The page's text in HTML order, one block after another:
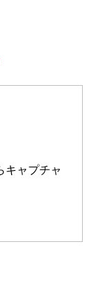
キャプチャ